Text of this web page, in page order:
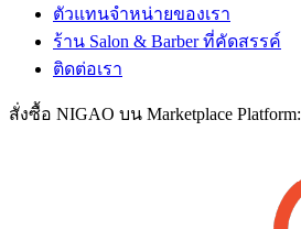
ตัวแทนจำหน่ายของเรา
ร้าน Salon & Barber ที่คัดสรรค์
ติดต่อเรา
สั่งซื้อ NIGAO บน Marketplace Platform: